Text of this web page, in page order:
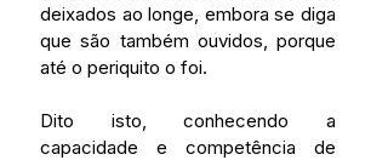
deixados ao longe, embora se diga
que são também ouvidos, porque
até o periquito o foi.
Dito isto, conhecendo a
capacidade e competência de